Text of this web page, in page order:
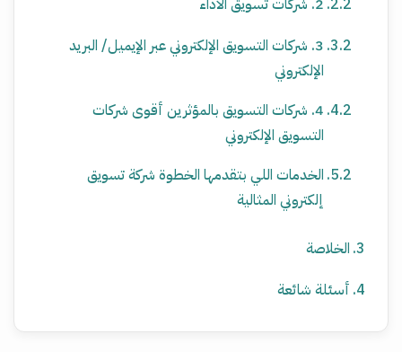
2. شركات تسويق الأداء
3. شركات التسويق الإلكتروني عبر الإيميل/ البريد
الإلكتروني
4. شركات التسويق بالمؤثرين أقوى شركات
التسويق الإلكتروني
الخدمات اللي بتقدمها الخطوة شركة تسويق
إلكتروني المثالية
الخلاصة
أسئلة شائعة